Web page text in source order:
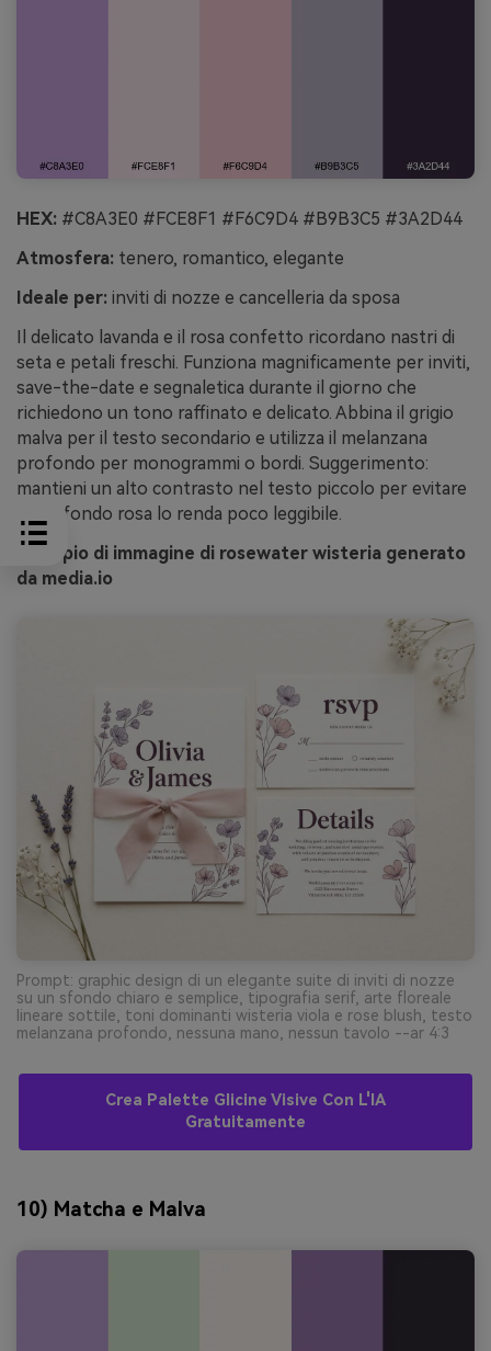
HEX: #C8A3E0 #FCE8F1 #F6C9D4 #B9B3C5 #3A2D44
Atmosfera: tenero, romantico, elegante
Ideale per: inviti di nozze e cancelleria da sposa
Il delicato lavanda e il rosa confetto ricordano nastri di
seta e petali freschi. Funziona magnificamente per inviti,
save-the-date e segnaletica durante il giorno che
richiedono un tono raffinato e delicato. Abbina il grigio
malva per il testo secondario e utilizza il melanzana
profondo per monogrammi o bordi. Suggerimento:
mantieni un alto contrasto nel testo piccolo per evitare
che il fondo rosa lo renda poco leggibile.
Esempio di immagine di rosewater wisteria generato
da media.io
Prompt: graphic design di un elegante suite di inviti di nozze
su un sfondo chiaro e semplice, tipografia serif, arte floreale
lineare sottile, toni dominanti wisteria viola e rose blush, testo
melanzana profondo, nessuna mano, nessun tavolo --ar 4:3
Crea Palette Glicine Visive Con L'IA
Gratuitamente
10) Matcha e Malva